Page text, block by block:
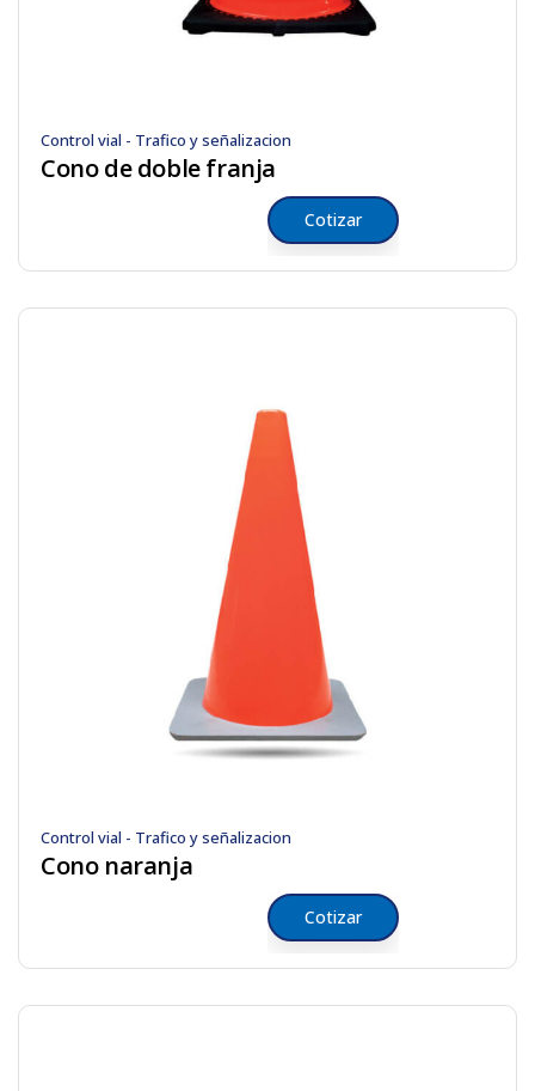
Control vial - Trafico y señalizacion
Cono de doble franja
Cotizar
Control vial - Trafico y señalizacion
Cono naranja
Cotizar